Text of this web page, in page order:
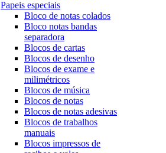
Papeis especiais
Bloco de notas colados
Bloco notas bandas
separadora
Blocos de cartas
Blocos de desenho
Blocos de exame e
milimétricos
Blocos de música
Blocos de notas
Blocos de notas adesivas
Blocos de trabalhos
manuais
Blocos impressos de